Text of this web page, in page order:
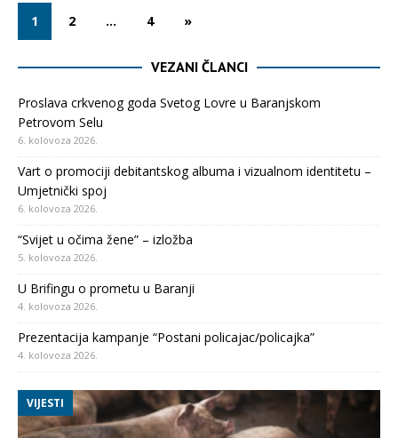
1 2 … 4 »
VEZANI ČLANCI
Proslava crkvenog goda Svetog Lovre u Baranjskom
Petrovom Selu
6. kolovoza 2026.
Vart o promociji debitantskog albuma i vizualnom identitetu –
Umjetnički spoj
6. kolovoza 2026.
“Svijet u očima žene” – izložba
5. kolovoza 2026.
U Brifingu o prometu u Baranji
4. kolovoza 2026.
Prezentacija kampanje “Postani policajac/policajka”
4. kolovoza 2026.
VIJESTI